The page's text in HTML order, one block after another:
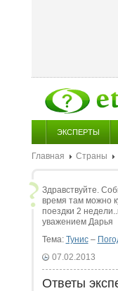
ЭКСПЕРТЫ
Главная Страны
Здравствуйте.
время там можно
поездки 2
уважением Дарья
Тема: Тунис–
07.02.2013
Ответы